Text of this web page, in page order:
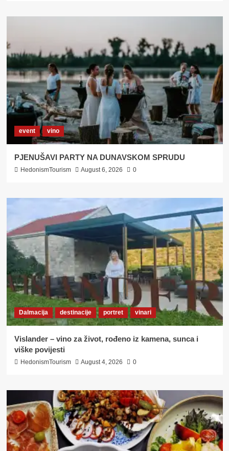
event vino
PJENUŠAVI PARTY NA DUNAVSKOM SPRUDU
HedonismTourism August 6, 2026 0
Dalmacija destinacije portret vinari
Vislander – vino za život, rođeno iz kamena, sunca i
viške povijesti
HedonismTourism August 4, 2026 0